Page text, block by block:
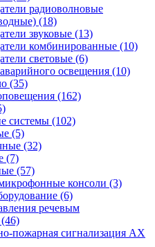
радиоволновые
(18)
звуковые (13)
комбинированные (10)
световые (6)
освещения (10)
(35)
(162)
системы (102)
(5)
(32)
(7)
(57)
консоли (3)
(6)
речевым
(46)
пожарная сигнализация AX